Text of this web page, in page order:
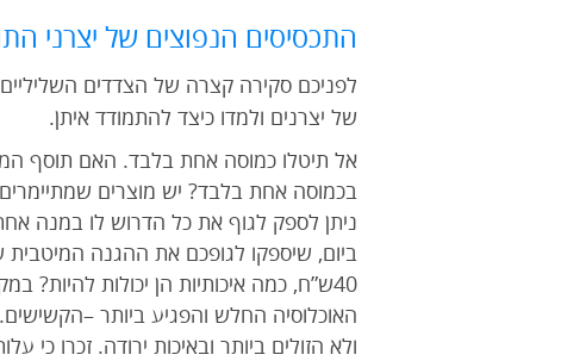
התכסיסים הנפוצים של יצרני
לפניכם סקירה קצרה של הצדדים
של יצרנים ולמדו כיצד להתמודד איתן.
אל תיטלו כמוסה אחת בלבד. האם תוסף
בכמוסה אחת בלבד? יש מוצרים
40ש”ח, כמה איכותיות הן יכולות
האוכלוסיה החלש והפגיע ביותר –הקשישים.
ולא הזולים ביותר ובאיכות ירודה. זכרו